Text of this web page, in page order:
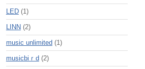
LED(1)
LINN (2)
music unlimited (1)
musicbiｒd (2)